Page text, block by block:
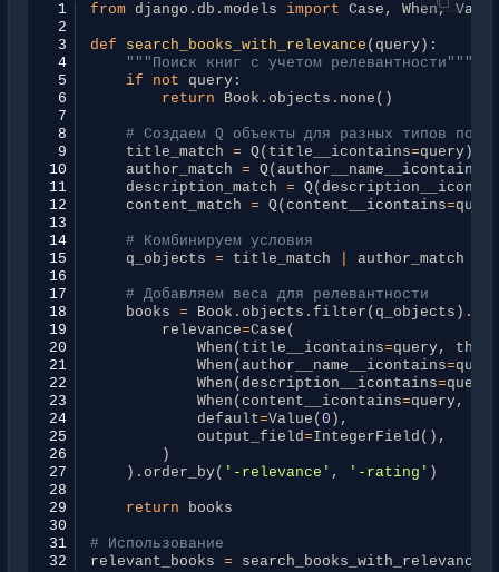
1 from django.db.models import Case , When, Value
2
3
def search_books_with_relevance ( query):
4
"""Поиск книг с учетом релевантности"""
5
if not query:
6
return Book . objects . none ()
7
8
# Создаем Q объекты для разных типов
9
title_match = Q ( title__icontains=query)
10
author_match = Q ( author__name__icontains
11
description_match = Q (
12
content_match = Q ( content__icontains=query
13
14
# Комбинируем условия
15
q_objects = title_match author_match
16
17
# Добавляем веса для релевантности
18
books = Book . objects . filter ( q_objects ) .
19
relevance=Case (
20
When ( title__icontains=query, then
21
When ( author__name__icontains=query
22
When ( description__icontains=query
23
When ( content__icontains=query,
24
default=Value ( 0 ),
25
output_field=IntegerField (),
26
)
27
) . order_by( '-relevance' , '-rating' )
28
29
return
books
30
31
# Использование
32
relevant_books = search_books_with_relevance